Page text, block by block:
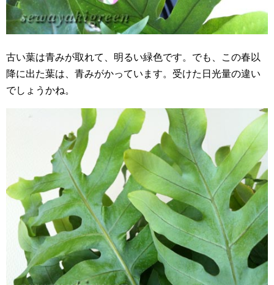
古い葉は青みが取れて、明るい緑色です。でも、この春以
降に出た葉は、青みがかっています。受けた日光量の違い
でしょうかね。